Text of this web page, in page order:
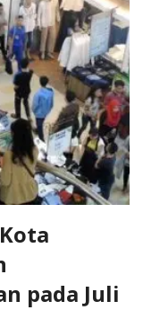
pada Juli